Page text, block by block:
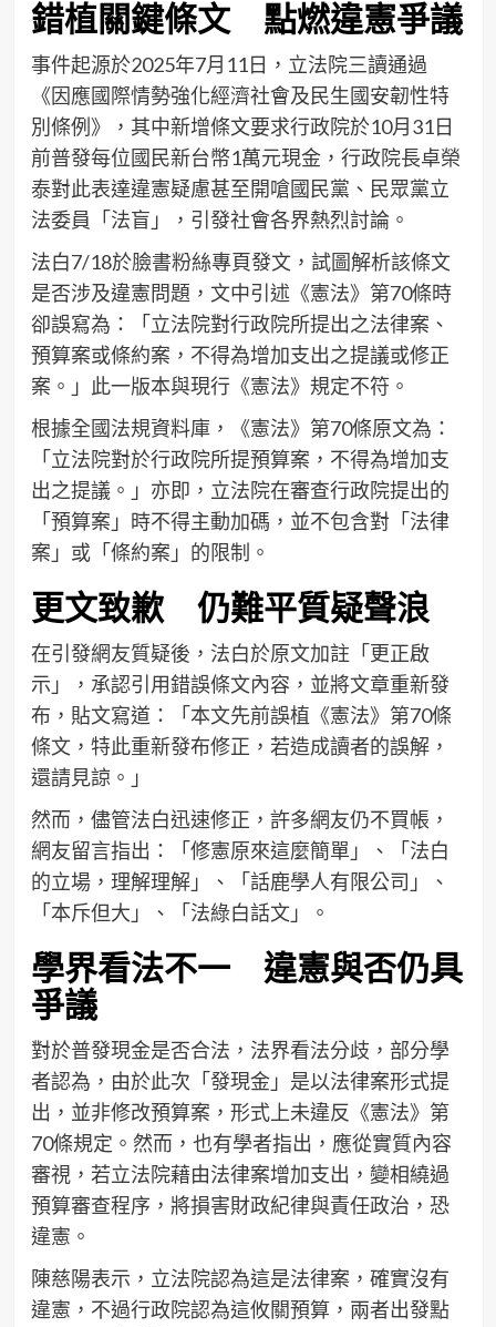
錯植關鍵條文 點燃違憲爭議
事件起源於2025年7月11日，立法院三讀通過
《因應國際情勢強化經濟社會及民生國安韌性特
別條例》，其中新增條文要求行政院於10月31日
前普發每位國民新台幣1萬元現金，行政院長卓榮
泰對此表達違憲疑慮甚至開嗆國民黨、民眾黨立
法委員「法盲」，引發社會各界熱烈討論。
法白7/18於臉書粉絲專頁發文，試圖解析該條文
是否涉及違憲問題，文中引述《憲法》第70條時
卻誤寫為：「立法院對行政院所提出之法律案、
預算案或條約案，不得為增加支出之提議或修正
案。」此一版本與現行《憲法》規定不符。
根據全國法規資料庫，《憲法》第70條原文為：
「立法院對於行政院所提預算案，不得為增加支
出之提議。」亦即，立法院在審查行政院提出的
「預算案」時不得主動加碼，並不包含對「法律
案」或「條約案」的限制。
更文致歉 仍難平質疑聲浪
在引發網友質疑後，法白於原文加註「更正啟
示」，承認引用錯誤條文內容，並將文章重新發
布，貼文寫道：「本文先前誤植《憲法》第70條
條文，特此重新發布修正，若造成讀者的誤解，
還請見諒。」
然而，儘管法白迅速修正，許多網友仍不買帳，
網友留言指出：「修憲原來這麼簡單」、「法白
的立場，理解理解」、「話鹿學人有限公司」、
「本斥但大」、「法綠白話文」。
學界看法不一 違憲與否仍具
爭議
對於普發現金是否合法，法界看法分歧，部分學
者認為，由於此次「發現金」是以法律案形式提
出，並非修改預算案，形式上未違反《憲法》第
70條規定。然而，也有學者指出，應從實質內容
審視，若立法院藉由法律案增加支出，變相繞過
預算審查程序，將損害財政紀律與責任政治，恐
違憲。
陳慈陽表示，立法院認為這是法律案，確實沒有
違憲，不過行政院認為這攸關預算，兩者出發點